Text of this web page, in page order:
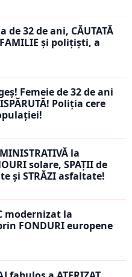
de 32 de ani, CĂUTATĂ
și polițiști, a
Femeie de 32 de ani
Poliția cere
la
solare, SPAȚII de
și STRĂZI asfaltate!
modernizat la
FONDURI europene